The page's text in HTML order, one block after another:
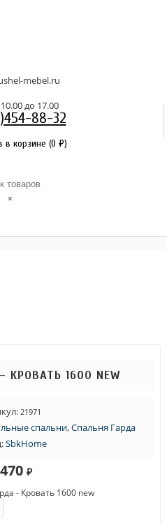
mebel.ru
до 17.00
88-32
в корзине (0 ₽)
×
1600 NEW
21971
спальни,Спальня Гарда
SbkHome
₽
- Кровать 1600 new